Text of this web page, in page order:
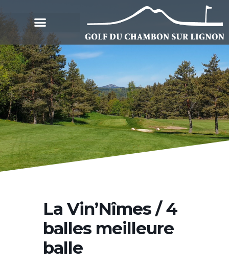
La Vin’Nîmes / 4
balles meilleure
balle